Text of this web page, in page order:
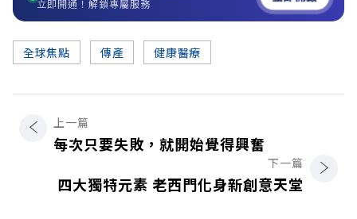
立即開通！解鎖專屬服務
全球焦點 傳產 健康醫療
上一篇
每次只要失敗，就開始覺得興奮
下一篇
四大獨特元素 老西門化身新創意天堂